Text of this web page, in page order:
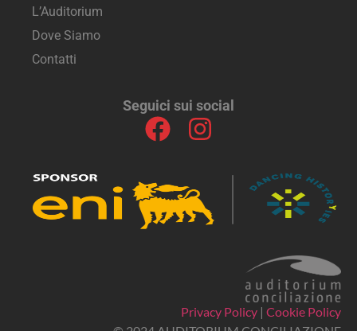
L’Auditorium
Dove Siamo
Contatti
Seguici sui social
Privacy Policy | Cookie Policy